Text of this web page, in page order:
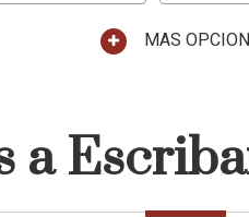
MAS
a